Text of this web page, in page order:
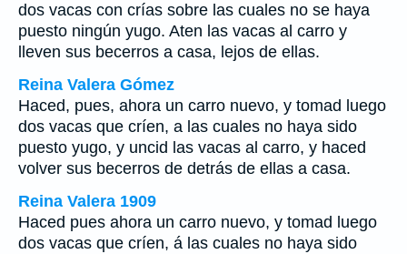
dos vacas con crías sobre las cuales no se haya
puesto ningún yugo. Aten las vacas al carro y
lleven sus becerros a casa, lejos de ellas.
Reina Valera Gómez
Haced, pues, ahora un carro nuevo, y tomad luego
dos vacas que críen, a las cuales no haya sido
puesto yugo, y uncid las vacas al carro, y haced
volver sus becerros de detrás de ellas a casa.
Reina Valera 1909
Haced pues ahora un carro nuevo, y tomad luego
dos vacas que críen, á las cuales no haya sido